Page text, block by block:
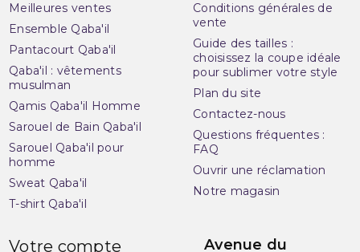
Meilleures ventes
Ensemble Qaba'il
Pantacourt Qaba'il
Qaba'il : vêtements
musulman
Qamis Qaba'il Homme
Sarouel de Bain Qaba'il
Sarouel Qaba'il pour
homme
Sweat Qaba'il
T-shirt Qaba'il
Conditions générales de
vente
Guide des tailles :
choisissez la coupe idéale
pour sublimer votre style
Plan du site
Contactez-nous
Questions fréquentes :
FAQ
Ouvrir une réclamation
Notre magasin
Votre compte Avenue du